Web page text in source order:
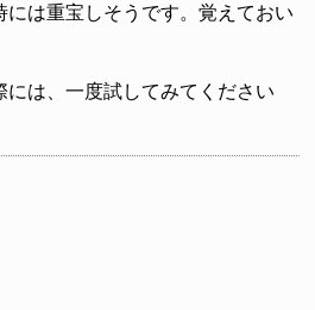
には重宝しそうです。覚えておい
には、一度試してみてください